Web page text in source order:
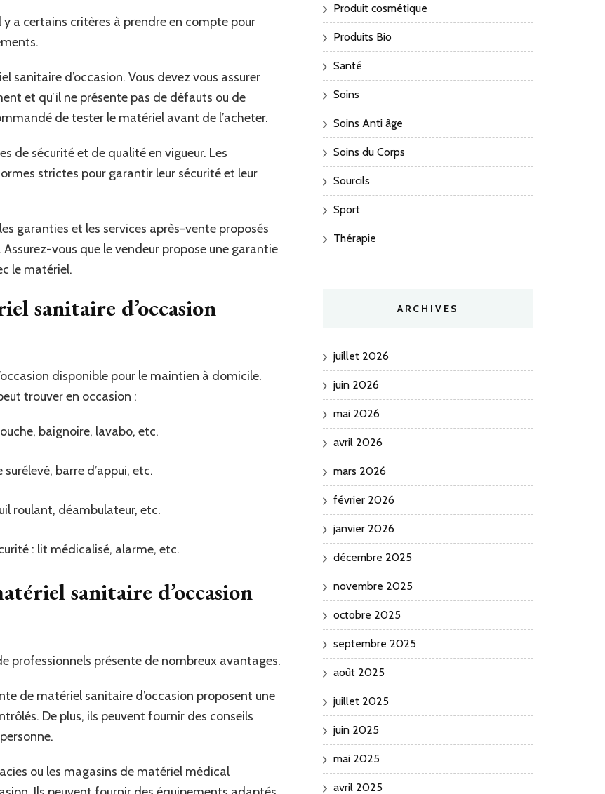
a certains critères à prendre en compte pour
sanitaire d’occasion. Vous devez vous assurer
et qu’il ne présente pas de défauts ou de
de tester le matériel avant de l’acheter.
de sécurité et de qualité en vigueur. Les
strictes pour garantir leur sécurité et leur
garanties et les services après-vente proposés
vous que le vendeur propose une garantie
le matériel.
sanitaire d’occasion
disponible pour le maintien à domicile.
trouver en occasion :
baignoire, lavabo, etc.
barre d’appui, etc.
roulant, déambulateur, etc.
: lit médicalisé, alarme, etc.
sanitaire d’occasion
professionnels présente de nombreux avantages.
de matériel sanitaire d’occasion proposent une
De plus, ils peuvent fournir des conseils
ou les magasins de matériel médical
Produit cosmétique
Produits Bio
Santé
Soins
Soins Anti âge
Soins du Corps
Sourcils
Sport
Thérapie
ARCHIVES
juillet 2026
juin 2026
mai 2026
avril 2026
mars 2026
février 2026
janvier 2026
décembre 2025
novembre 2025
octobre 2025
septembre 2025
août 2025
juillet 2025
juin 2025
mai 2025
avril 2025